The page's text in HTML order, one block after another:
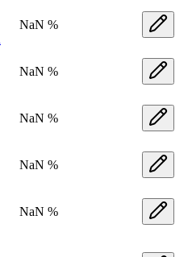
NaN %
NaN %
NaN %
NaN %
NaN %